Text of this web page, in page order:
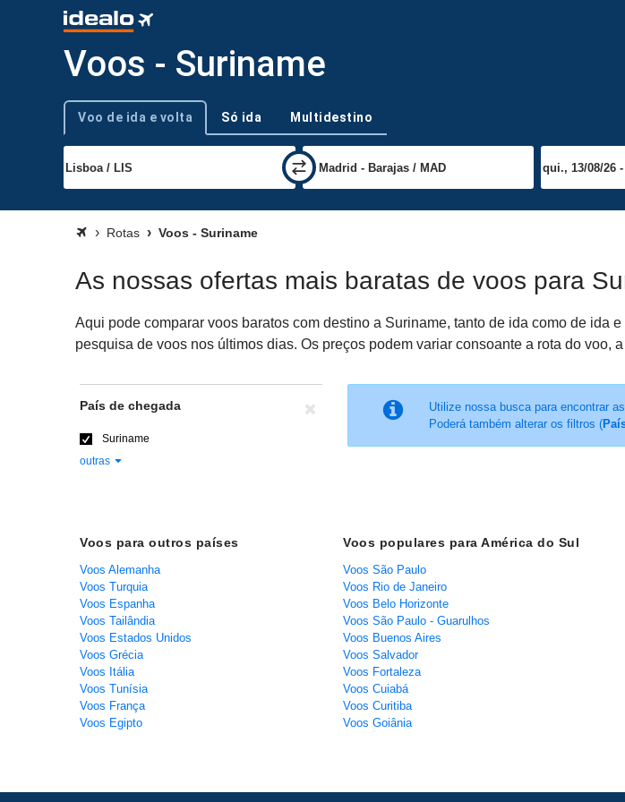
Voos - Suriname
Tipo de viagem
Voo de ida e volta Só ida Multidestino
Rotas Voos - Suriname
As nossas ofertas mais baratas de voos para
Aqui pode comparar voos baratos com destino a Suriname, tanto de ida como de ida
pesquisa de voos nos últimos dias. Os preços podem variar consoante a rota do voo,
Utilize nossa busca para encontrar
Poderá também alterar os filtros (
País de chegada
Suriname
outras
Voos para outros países
Voos Alemanha
Voos Turquia
Voos Espanha
Voos Tailândia
Voos Estados Unidos
Voos Grécia
Voos Itália
Voos Tunísia
Voos França
Voos Egipto
Voos populares para América do Sul
Voos São Paulo
Voos Rio de Janeiro
Voos Belo Horizonte
Voos São Paulo - Guarulhos
Voos Buenos Aires
Voos Salvador
Voos Fortaleza
Voos Cuiabá
Voos Curitiba
Voos Goiânia